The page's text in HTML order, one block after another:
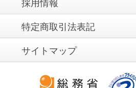
採用情報
特定商取引法表記
サイトマップ